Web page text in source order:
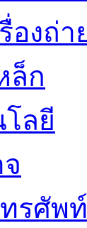
องถ่า
ล็ก
โลยี
ทรศัพท์